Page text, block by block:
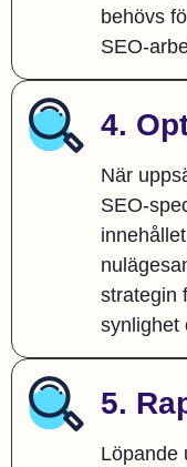
behövs
SEO-
4.
När
SEO-
strategin
synlighet
5.
Löpande